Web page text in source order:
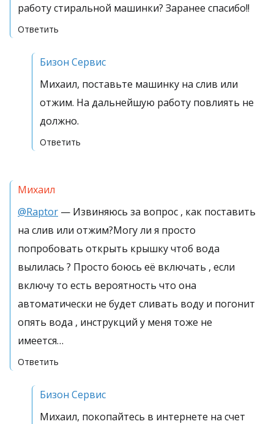
работу стиральной машинки? Заранее спасибо!!
Ответить
Бизон Сервис
Михаил, поставьте машинку на слив или
отжим. На дальнейшую работу повлиять не
должно.
Ответить
Михаил
@Raptor — Извиняюсь за вопрос , как поставить
на слив или отжим?Могу ли я просто
попробовать открыть крышку чтоб вода
вылилась ? Просто боюсь её включать , если
включу то есть вероятность что она
автоматически не будет сливать воду и погонит
опять вода , инструкций у меня тоже не
имеется…
Ответить
Бизон Сервис
Михаил, покопайтесь в интернете на счет